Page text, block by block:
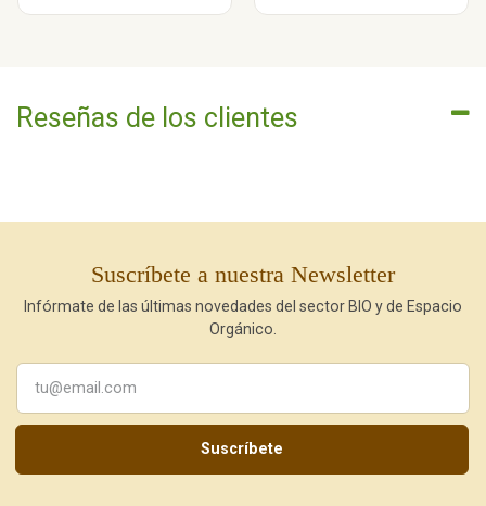
Reseñas de los clientes
Suscríbete a nuestra Newsletter
Infórmate de las últimas novedades del sector BIO y de Espacio
Orgánico.
Suscríbete